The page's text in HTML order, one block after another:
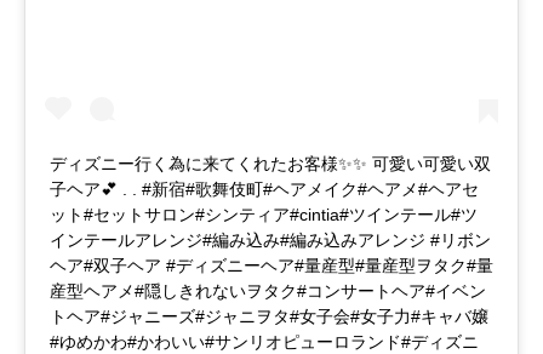
ディズニー行く為に来てくれたお客様✨✨ 可愛い可愛い双
子ヘア💕 . . #新宿#歌舞伎町#ヘアメイク#ヘアメ#ヘアセ
ット#セットサロン#シンティア#cintia#ツインテール#ツ
インテールアレンジ#編み込み#編み込みアレンジ #リボン
ヘア#双子ヘア #ディズニーヘア#量産型#量産型ヲタク#量
産型ヘアメ#隠しきれないヲタク#コンサートヘア#イベン
トヘア#ジャニーズ#ジャニヲタ#女子会#女子力#キャバ嬢
#ゆめかわ#かわいい#サンリオピューロランド#ディズニ